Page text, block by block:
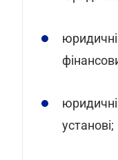
юридичні
установі;